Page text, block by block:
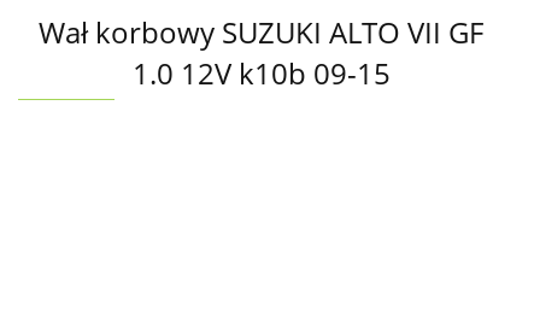
Dodaj zgłoszenie
Wał korbowy SUZUKI ALTO VII GF
1.0 12V k10b 09-15